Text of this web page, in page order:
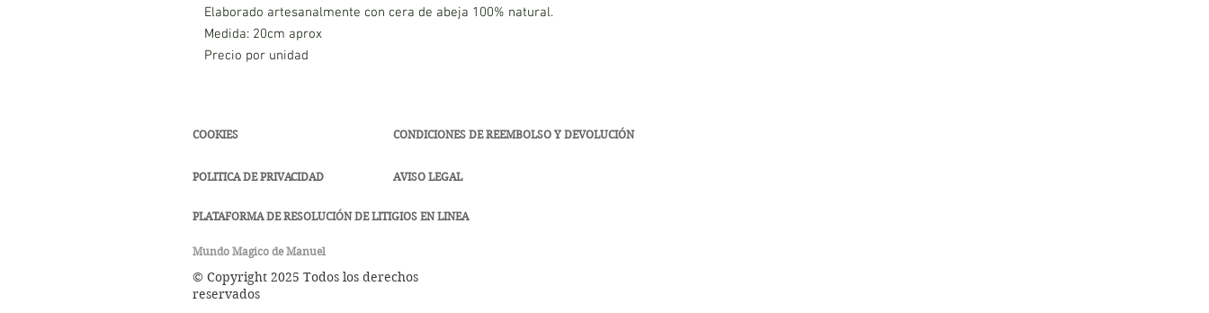
Elaborado artesanalmente con cera de abeja 100% natural.
Medida: 20cm aprox
Precio por unidad
COOKIES
POLITICA DE PRIVACIDAD
CONDICIONES DE REEMBOLSO Y DEVOLUCIÓN
AVISO LEGAL
PLATAFORMA DE RESOLUCIÓN DE LITIGIOS EN LINEA
Mundo Magico de Manuel
© Copyright 2025 Todos los derechos
reservados